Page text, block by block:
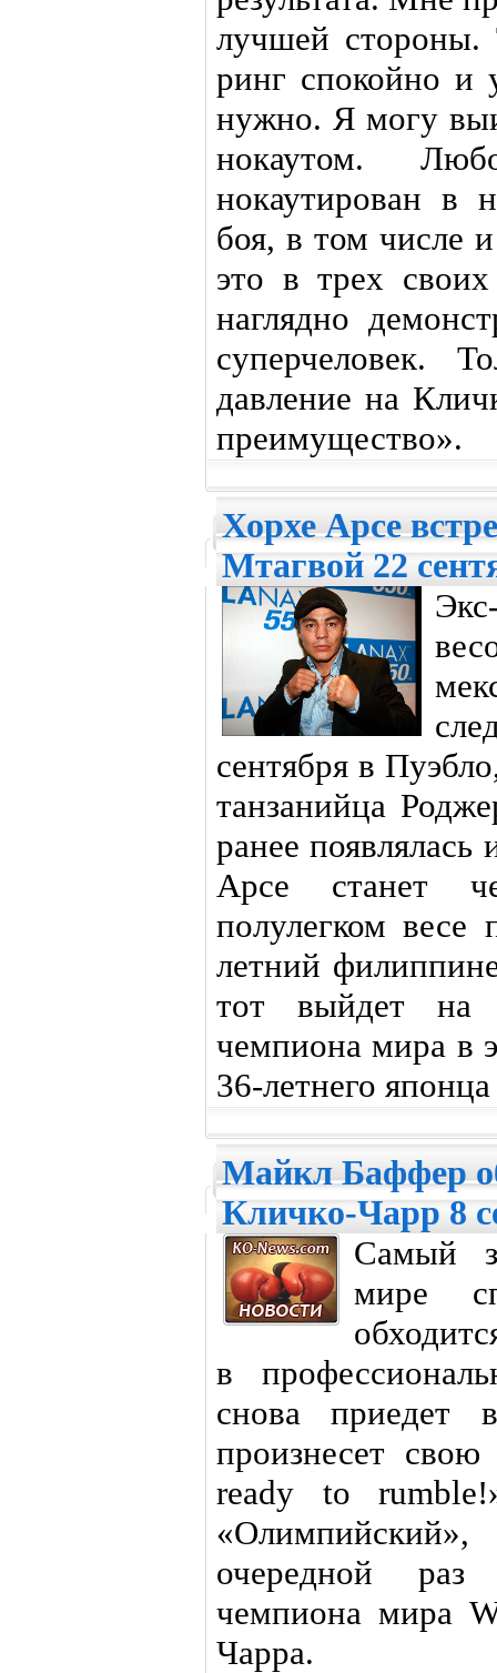
лучшей
ринг спокойно и
нужно. Я могу
нокаутом.
нокаутирован в
боя, в том числе
это в трех
наглядно
суперчеловек.
давление на
преимущество».
Хорхе Арсе
Мтагвой 22
сентября в
танзанийца
ранее
Арсе станет
полулегком
летний
тот выйдет на
чемпиона мира в
36-летнего
Майкл Баффер
Кличко-Чарр 8
Самый
мире
в
снова приедет
произнесет
ready to
очередной раз
чемпиона мира
Чарра.